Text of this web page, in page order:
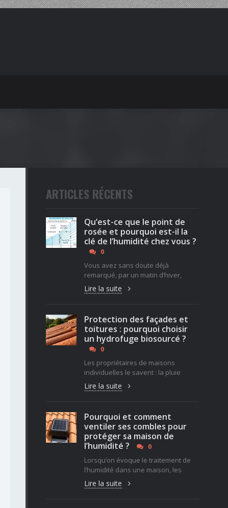
ARTICLES RÉCENTS
Qu’est-ce que le point de
rosée et pourquoi est-il la
clé de l’humidité chez vous ?
0
Vous avez sans doute déjà
remarqué, par un matin d’hiver,
Lire la suite
Protection des façades et
toitures : pourquoi choisir
un hydrofuge biosourcé ?
0
Les propriétaires de maisons
individuelles le savent : la pluie
Lire la suite
Pourquoi et comment
ventiler ses combles pour
protéger sa maison de
l’humidité ?
0
Lorsqu’on évoque le traitement de
l’humidité dans une maison, les
Lire la suite